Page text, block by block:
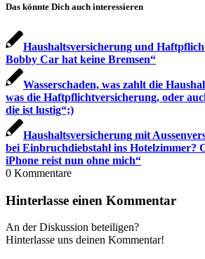
Das könnte Dich auch interessieren
Haushaltsversicherung und
Bobby Car hat keine Bremsen“
Wasserschaden, was zahlt die
was die Haftpflichtversicherung, oder
die ist lustig“;)
Haushaltsversicherung mit
bei Einbruchdiebstahl ins Hotelzimmer?
iPhone reist nun ohne mich“
0 Kommentare
Hinterlasse einen Kommentar
An der Diskussion beteiligen?
Hinterlasse uns deinen Kommentar!